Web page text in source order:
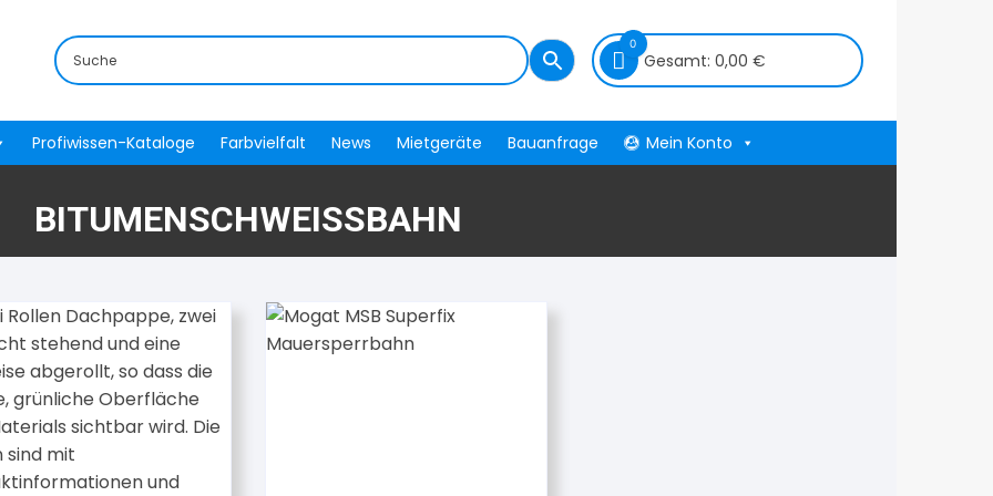
0
Gesamt: 0,00 €
Profiwissen-Kataloge Farbvielfalt News Mietgeräte Bauanfrage Mein Konto
BITUMENSCHWEISSBAHN